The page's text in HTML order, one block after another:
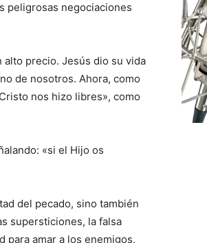
peligrosas negociaciones
precio. Jesús dio su vida
de nosotros. Ahora, como
nos hizo libres», como
«si el Hijo os
del pecado, sino también
supersticiones, la falsa
para amar a los enemigos,